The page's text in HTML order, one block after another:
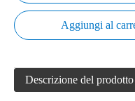
Aggiungi al
Descrizione del prodotto